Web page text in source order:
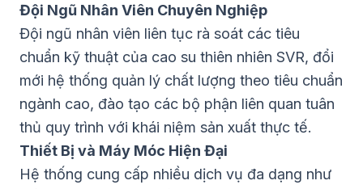
Đội Ngũ Nhân Viên Chuyên Nghiệp
Đội ngũ nhân viên liên tục rà soát các tiêu
chuẩn kỹ thuật của cao su thiên nhiên SVR, đổi
mới hệ thống quản lý chất lượng theo tiêu chuẩn
ngành cao, đào tạo các bộ phận liên quan tuân
thủ quy trình với khái niệm sản xuất thực tế.
Thiết Bị và Máy Móc Hiện Đại
Hệ thống cung cấp nhiều dịch vụ đa dạng như